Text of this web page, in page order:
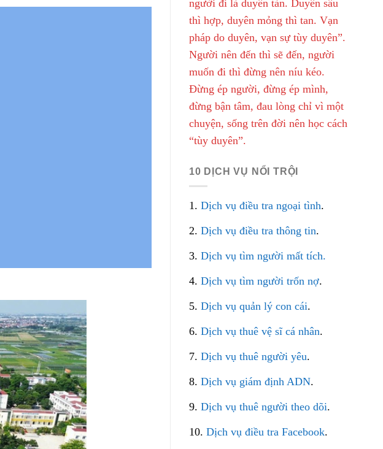
người đi là duyên tàn. Duyên sâu
thì hợp, duyên mỏng thì tan. Vạn
pháp do duyên, vạn sự tùy duyên”.
Người nên đến thì sẽ đến, người
muốn đi thì đừng nên níu kéo.
Đừng ép người, đừng ép mình,
đừng bận tâm, đau lòng chỉ vì một
chuyện, sống trên đời nên học cách
“tùy duyên”.
10 DỊCH VỤ NỔI TRỘI
1. Dịch vụ điều tra ngoại tình.
2. Dịch vụ điều tra thông tin.
3. Dịch vụ tìm người mất tích.
4. Dịch vụ tìm người trốn nợ.
5. Dịch vụ quản lý con cái.
6. Dịch vụ thuê vệ sĩ cá nhân.
7. Dịch vụ thuê người yêu.
8. Dịch vụ giám định ADN.
9. Dịch vụ thuê người theo dõi.
10. Dịch vụ điều tra Facebook.